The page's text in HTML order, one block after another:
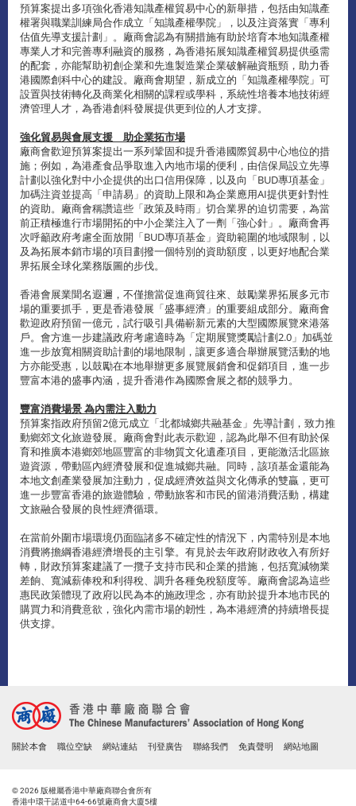
預算案提出多項強化香港知識產權貿易中心的新舉措，包括由知識產
權署與職業訓練局合作成立「知識產權學院」，以及注資落實「專利
估值先導支援計劃」。廠商會認為有關措施有助於培育本地知識產權
專業人才和完善專利融資的服務，為香港拓展知識產權貿易提供亟需
的配套，亦能幫助初創企業和先進製造業企業破解融資瓶頸，助力香
港國際創科中心的建設。廠商會期望，新成立的「知識產權學院」可
設置與技術轉化及商業化相關的課程或學科，系統性培養本地技術經
濟管理人才，為香港創科發展提供更到位的人才支撐。
強化貿易與會展支援 助企業拓市場
廠商會歡迎預算案提出一系列鞏固和提升香港國際貿易中心地位的措
施；例如，為港產食品爭取進入內地市場的便利，由信保局設立先導
計劃以強化對中小企提供的出口信用保障，以及向「BUD專項基金」
加碼注資並提高「申請易」的資助上限和為企業應用AI提供更針對性
的資助。廠商會稱讚這些「政策及時雨」切合業界的迫切需要，為當
前正積極進行市場開拓的中小企業注入了一劑「強心針」。廠商會再
次呼籲政府考慮全面放開「BUD專項基金」資助範圍的地域限制，以
及為拓展本銷市場的項目劃撥一個特別的資助額度，以更好地配合業
界拓展全球化業務版圖的步伐。
香港會展業聞名遐邇，不僅擔當促進商貿往來、鼓勵業界拓展多元市
場的重要抓手，更是香港發展「盛事經濟」的重要組成部分。廠商會
歡迎政府預留一億元，試行吸引具備嶄新元素的大型國際展覽來港落
戶。會方進一步建議政府考慮適時為「定期展覽獎勵計劃2.0」加碼並
進一步放寬相關資助計劃的場地限制，讓更多適合舉辦展覽活動的地
方亦能受惠，以鼓勵在本地舉辦更多展覽展銷會和促銷項目，進一步
豐富本港的盛事內涵，提升香港作為國際會展之都的競爭力。
豐富消費場景 為內需注入動力
預算案指政府預留2億元成立「北都城鄉共融基金」先導計劃，致力推
動鄉郊文化旅遊發展。廠商會對此表示歡迎，認為此舉不但有助於保
育和推廣本港鄉郊地區豐富的非物質文化遺產項目，更能激活北區旅
遊資源，帶動區內經濟發展和促進城鄉共融。同時，該項基金還能為
本地文創產業發展加注動力，促成經濟效益與文化傳承的雙贏，更可
進一步豐富香港的旅遊體驗，帶動旅客和市民的留港消費活動，構建
文旅融合發展的良性經濟循環。
在當前外圍市場環境仍面臨諸多不確定性的情況下，內需特別是本地
消費將擔綱香港經濟增長的主引擎。有見於去年政府財政收入有所好
轉，財政預算案建議了一攬子支持市民和企業的措施，包括寬減物業
差餉、寬減薪俸稅和利得稅、調升各種免稅額度等。廠商會認為這些
惠民政策體現了政府以民為本的施政理念，亦有助於提升本地市民的
購買力和消費意欲，強化內需市場的韌性，為本港經濟的持續增長提
供支撐。
關於本會 職位空缺 網站連結 刊登廣告 聯絡我們 免責聲明 網站地圖
© 2026 版權屬香港中華廠商聯合會所有
香港中環干諾道中64-66號廠商會大廈5樓